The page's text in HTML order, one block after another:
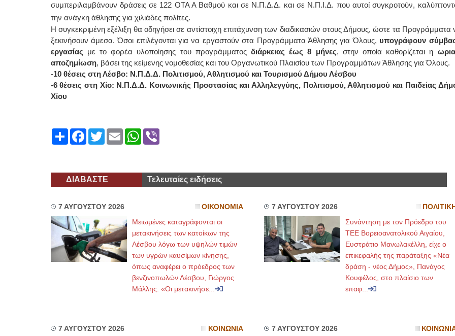
συμπεριλαμβάνουν δράσεις σε 122 ΟΤΑ Α Βαθμού και σε Ν.Π.Δ.Δ. και σε Ν.Π.Ι.Δ. που αυτοί συγκροτούν,
την ανάγκη άθλησης για χιλιάδες πολίτες.
Η συγκεκριμένη εξέλιξη θα οδηγήσει σε αντίστοιχη επιτάχυνση των διαδικασιών στους Δήμους, ώστε τα Προγράμματα
ξεκινήσουν άμεσα. Όσοι επιλέγονται για να εργαστούν στα Προγράμματα Άθλησης για Όλους, υπογράφουν
εργασίας με το φορέα υλοποίησης του προγράμματος διάρκειας έως 8 μήνες, στην οποία καθορίζεται η
αποζημίωση, βάσει της κείμενης νομοθεσίας και του Οργανωτικού Πλαισίου των Προγραμμάτων Άθλησης για Όλους.
-10 θέσεις στη Λέσβο: Ν.Π.Δ.Δ. Πολιτισμού, Αθλητισμού και Τουρισμού Δήμου Λέσβου
-6 θέσεις στη Χίο: Ν.Π.Δ.Δ. Κοινωνικής Προστασίας και Αλληλεγγύης, Πολιτισμού, Αθλητισμού και Παιδείας
Χίου
ShareFacebook
TwitterEmailWhatsApp
Viber
ΔΙΑΒΑΣΤΕ Τελευταίες ειδήσεις
7 ΑΥΓΟΥΣΤΟΥ 2026 ΟΙΚΟΝΟΜΙΑ
Μειωμένες καταγράφονται οι
μετακινήσεις των κατοίκων της
Λέσβου λόγω των υψηλών τιμών
των υγρών καυσίμων κίνησης,
όπως αναφέρει ο πρόεδρος των
βενζινοπωλών Λέσβου, Γιώργος
Μάλλης. «Οι μετακινήσε...
7 ΑΥΓΟΥΣΤΟΥ 2026 ΠΟΛΙΤΙΚΗ
Συνάντηση με τον Πρόεδρο του
ΤΕΕ Βορειοανατολικού Αιγαίου,
Ευστράτιο Μανωλακέλλη, είχε ο
επικεφαλής της παράταξης «Νέα
δράση - νέος Δήμος», Πανάγος
Κουφέλος, στο πλαίσιο των
επαφ...
7 ΑΥΓΟΥΣΤΟΥ 2026 ΚΟΙΝΩΝΙΑ 7 ΑΥΓΟΥΣΤΟΥ 2026
ΕΙΔΙΚΟΣ ΚΑΡΔΙΟΛΟΓΟΣ
ΚΩΝΣΤΑΝΤΙΝΟΣ Ε. ΑΡΩΝΗΣ
Holter πίεσης και ρυθμού
Δοκιμασία κοπώσεως Φορητός
υπέρηχος
Μυτιλήνη Βουρνάζων 2
τηλ.2251302311
Γέρα:Παπάδος τηλ.22510-83600
Φυσικοθεραπεύτρια Manual Therapist
ΙΩΑΝΝΗΣ Α. ΜΑΛΛΙΑΣ
ΧΕΙΡΟΥΡΓΟΣ
ΟΦΘΑΛΜΙΑΤΡΟΣ
Διδάκτωρ Ιατρικής Σχολής
Πανεπιστημίου Αθηνών
Καλλιπόλεως 3,Νέα Σμύρνη,
τηλ:210-9320215
Καβέτσου 10, Μυτιλήνη, τηλ:
Χειρουργός Ωτορινολαρυγγολόγος